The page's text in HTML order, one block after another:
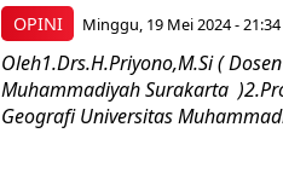
OPINI Minggu, 19 Mei 2024 - 21:34
Oleh1.Drs.H.Priyono,M.Si (
Muhammadiyah Surakarta
Geografi Universitas